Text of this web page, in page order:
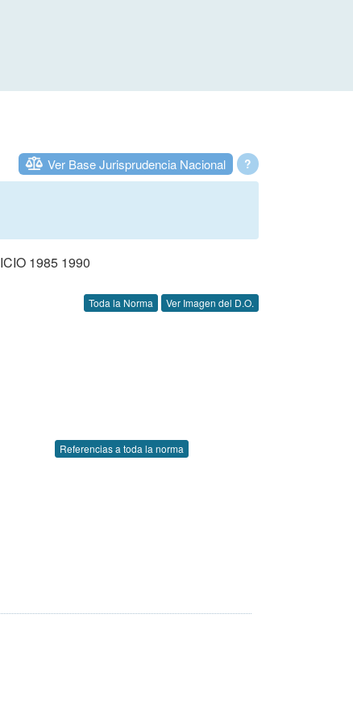
?
Ver Base Jurisprudencia Nacional
1985 1990
Toda la Norma Ver Imagen del D.O.
Referencias a toda la norma